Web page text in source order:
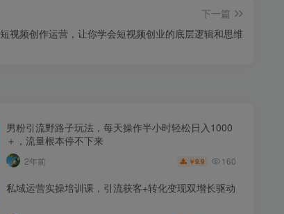
下一篇
短视频创作运营，让你学会短视频创业的底层逻辑和思维
男粉引流野路子玩法，每天操作半小时轻松日入1000
＋，流量根本停不下来
2年前 ￥9.9 160
私域运营实操培训课，引流获客+转化变现双增长驱动